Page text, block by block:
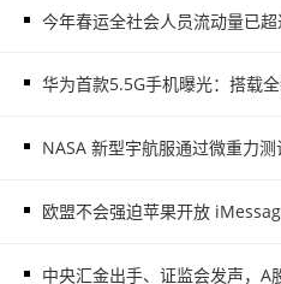
今年春运全社会人员流动量已
华为首款5.5G手机曝光：搭载
NASA 新型宇航服通过微重力
欧盟不会强迫苹果开放
中央汇金出手、证监会发声，A